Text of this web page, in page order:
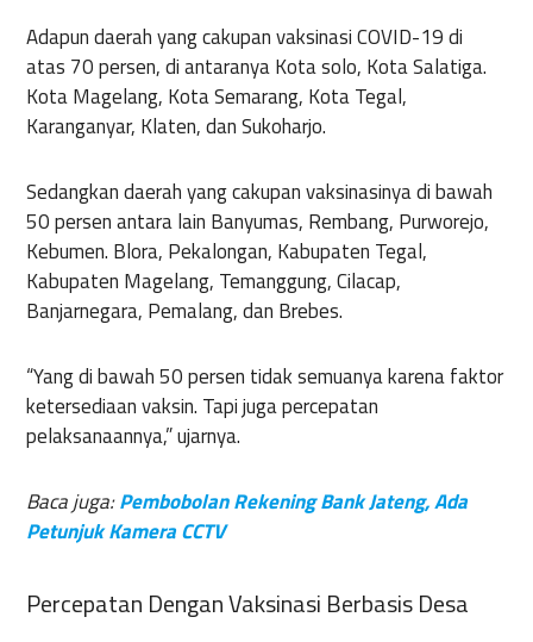
Adapun daerah yang cakupan vaksinasi COVID-19 di
atas 70 persen, di antaranya Kota solo, Kota Salatiga.
Kota Magelang, Kota Semarang, Kota Tegal,
Karanganyar, Klaten, dan Sukoharjo.
Sedangkan daerah yang cakupan vaksinasinya di bawah
50 persen antara lain Banyumas, Rembang, Purworejo,
Kebumen. Blora, Pekalongan, Kabupaten Tegal,
Kabupaten Magelang, Temanggung, Cilacap,
Banjarnegara, Pemalang, dan Brebes.
“Yang di bawah 50 persen tidak semuanya karena faktor
ketersediaan vaksin. Tapi juga percepatan
pelaksanaannya,” ujarnya.
Baca juga:Pembobolan Rekening Bank Jateng, Ada
Petunjuk Kamera CCTV
Percepatan Dengan Vaksinasi Berbasis Desa